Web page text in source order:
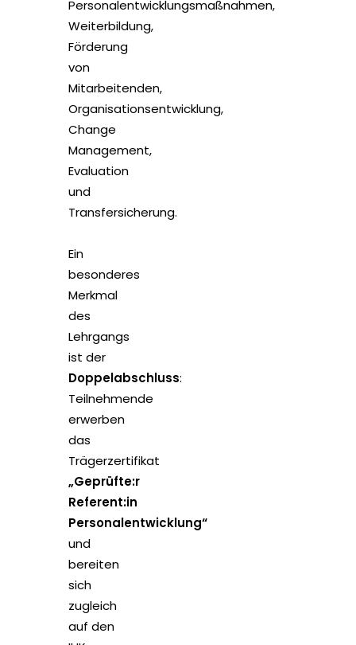
Personalentwicklungsmaßnahmen,
Weiterbildung,
Förderung
von
Mitarbeitenden,
Organisationsentwicklung,
Change
Management,
Evaluation
und
Transfersicherung.
Ein
besonderes
Merkmal
des
Lehrgangs
ist der
Doppelabschluss:
Teilnehmende
erwerben
das
Trägerzertifikat
„Geprüfte:r
Referent:in
Personalentwicklung“
und
bereiten
sich
zugleich
auf den